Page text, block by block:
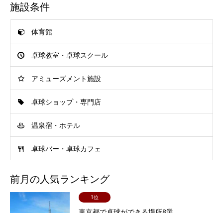
施設条件
体育館
卓球教室・卓球スクール
アミューズメント施設
卓球ショップ・専門店
温泉宿・ホテル
卓球バー・卓球カフェ
前月の人気ランキング
1位